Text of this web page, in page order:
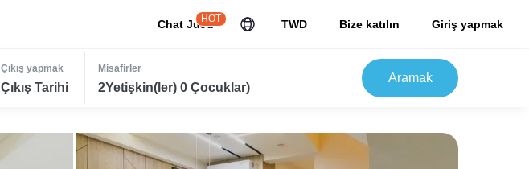
Chat JuJu
HOT TWD Bize katılın Giriş yapmak
Çıkış yapmak
Çıkış Tarihi
Misafirler
2Yetişkin(ler) 0 Çocuklar)
Aramak